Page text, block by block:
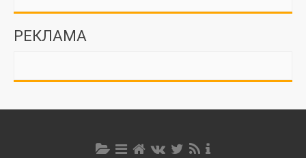
РЕКЛАМА